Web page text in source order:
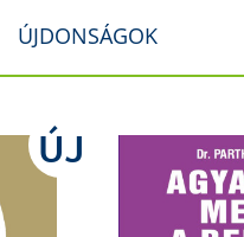
ÚJDONSÁGOK
ÚJ